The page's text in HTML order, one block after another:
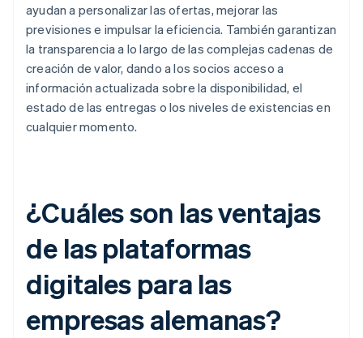
ayudan a personalizar las ofertas, mejorar las
previsiones e impulsar la eficiencia. También garantizan
la transparencia a lo largo de las complejas cadenas de
creación de valor, dando a los socios acceso a
información actualizada sobre la disponibilidad, el
estado de las entregas o los niveles de existencias en
cualquier momento.
¿Cuáles son las ventajas
de las plataformas
digitales para las
empresas alemanas?